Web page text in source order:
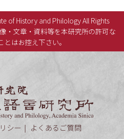
of History and Philology All Rights
・文章・資料等を本研究所の許可な
とはお控え下さい。
シー
よくあるご質問